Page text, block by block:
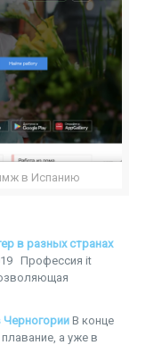
в Испанию
в разных странах
Профессия it
Черногории В конце
а уже в